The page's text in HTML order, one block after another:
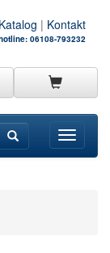
| Kontakt
06108-793232
Toggle